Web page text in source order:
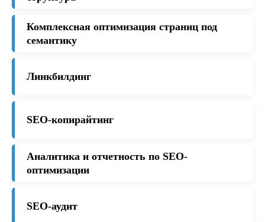
Комплексная оптимизация страниц под
семантику
Линкбилдинг
SEO-копирайтинг
Аналитика и отчетность по SEO-
оптимизации
SEO-аудит